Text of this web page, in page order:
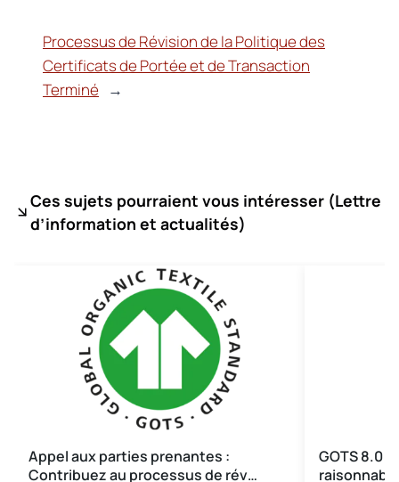
Processus de Révision de la Politique des
Certificats de Portée et de Transaction
Terminé
→
Ces sujets pourraient vous intéresser (Lettre
d’information et actualités)
Appel aux parties prenantes :
Contribuez au processus de rév…
GOTS 8.0